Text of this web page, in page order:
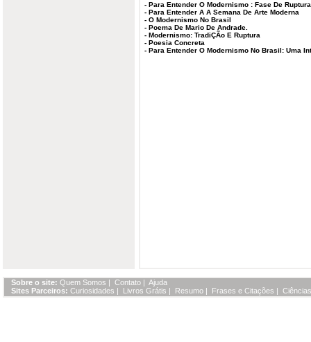
- Para Entender O Modernismo : Fase De
- Para Entender A A Semana De Arte Moderna
- O Modernismo No Brasil
- Poema De Mario De Andrade.
- Modernismo: TradiÇÃo E Ruptura
- Poesia Concreta
- Para Entender O Modernismo No Brasil: Uma
Sobre o site: Quem Somos | Contato | Ajuda
Sites Parceiros: Curiosidades | Livros Grátis | Resumo | Frases e Citações |